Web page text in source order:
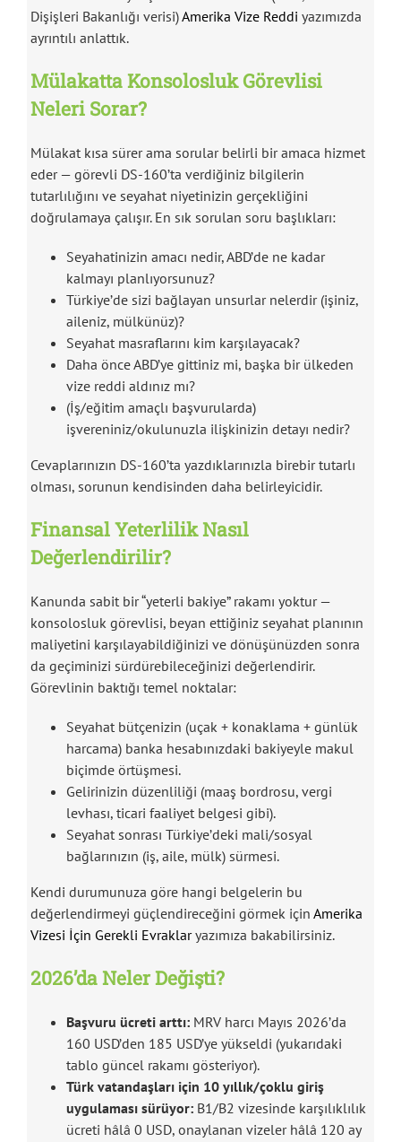
Dişişleri Bakanlığı verisi)Amerika Vize Reddi yazımızda
ayrıntılı anlattık.
Mülakatta Konsolosluk Görevlisi
Neleri Sorar?
Mülakat kısa sürer ama sorular belirli bir amaca hizmet
eder — görevli DS-160’ta verdiğiniz bilgilerin
tutarlılığını ve seyahat niyetinizin gerçekliğini
doğrulamaya çalışır. En sık sorulan soru başlıkları:
Seyahatinizin amacı nedir, ABD’de ne kadar
kalmayı planlıyorsunuz?
Türkiye’de sizi bağlayan unsurlar nelerdir (işiniz,
aileniz, mülkünüz)?
Seyahat masraflarını kim karşılayacak?
Daha önce ABD’ye gittiniz mi, başka bir ülkeden
vize reddi aldınız mı?
(İş/eğitim amaçlı başvurularda)
işvereniniz/okulunuzla ilişkinizin detayı nedir?
Cevaplarınızın DS-160’ta yazdıklarınızla birebir tutarlı
olması, sorunun kendisinden daha belirleyicidir.
Finansal Yeterlilik Nasıl
Değerlendirilir?
Kanunda sabit bir “yeterli bakiye” rakamı yoktur —
konsolosluk görevlisi, beyan ettiğiniz seyahat planının
maliyetini karşılayabildiğinizi ve dönüşünüzden sonra
da geçiminizi sürdürebileceğinizi değerlendirir.
Görevlinin baktığı temel noktalar:
Seyahat bütçenizin (uçak + konaklama + günlük
harcama) banka hesabınızdaki bakiyeyle makul
biçimde örtüşmesi.
Gelirinizin düzenliliği (maaş bordrosu, vergi
levhası, ticari faaliyet belgesi gibi).
Seyahat sonrası Türkiye’deki mali/sosyal
bağlarınızın (iş, aile, mülk) sürmesi.
Kendi durumunuza göre hangi belgelerin bu
değerlendirmeyi güçlendireceğini görmek için Amerika
Vizesi İçin Gerekli Evraklaryazımıza bakabilirsiniz.
2026’da Neler Değişti?
Başvuru ücreti arttı:MRV harcı Mayıs 2026’da
160 USD’den 185 USD’ye yükseldi (yukarıdaki
tablo güncel rakamı gösteriyor).
Türk vatandaşları için 10 yıllık/çoklu giriş
uygulaması sürüyor:B1/B2 vizesinde karşılıklılık
ücreti hâlâ 0 USD, onaylanan vizeler hâlâ 120 ay